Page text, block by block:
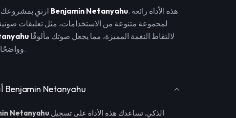
Benjamin Netanyahu. هذه الأداة رائعة
لمجموعة متنوعة من الاستخدامات، مثل تعليقات
لالتقاط النغمة المميزة، مما يجعل صوتك مألوفًا
وواضحًا.
أنشئ تعليقات صوتية واقعية بالذكاء الاصطناعي Benjamin Netanyahu
Netanyahu